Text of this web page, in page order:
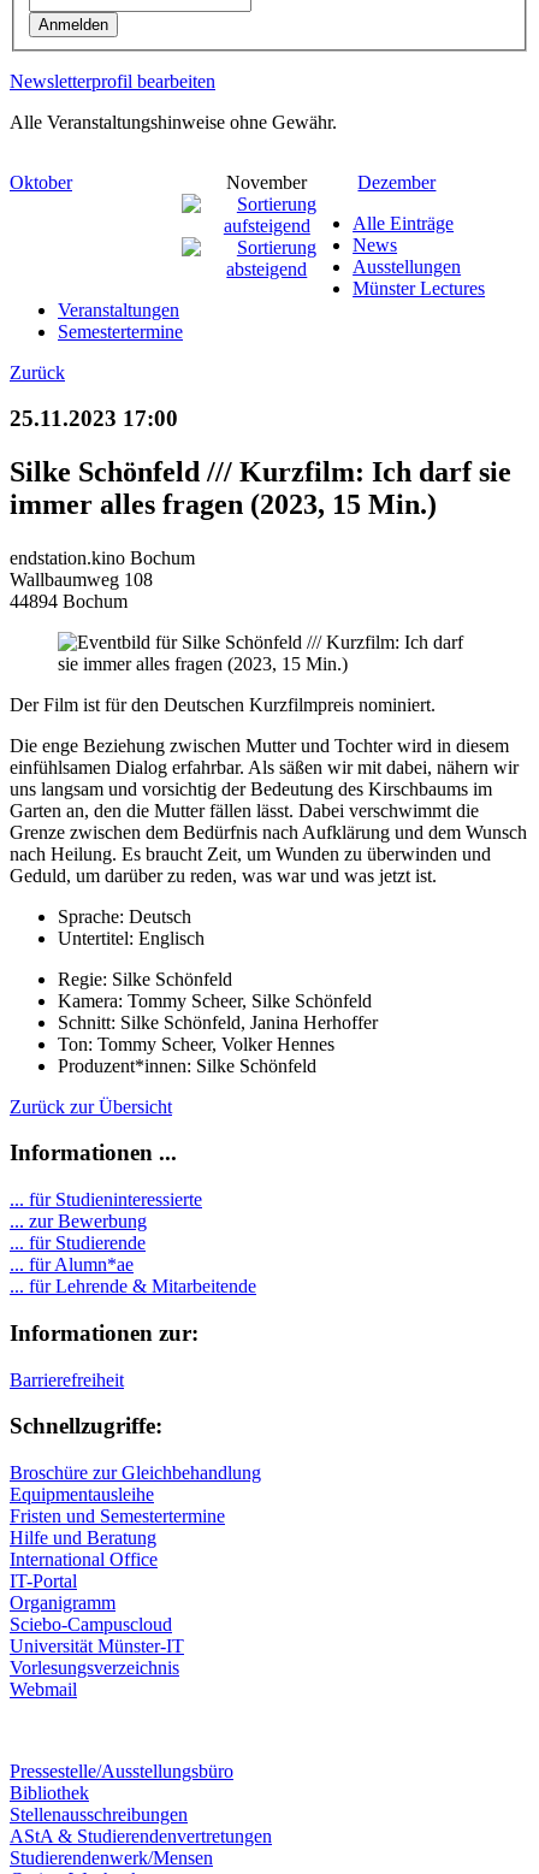
Anmelden
Newsletterprofil bearbeiten
Alle Veranstaltungshinweise ohne Gewähr.
Oktober November
Dezember
Alle Einträge
News
Ausstellungen
Münster Lectures
Veranstaltungen
Semestertermine
Zurück
25.11.2023 17:00
Silke Schönfeld /// Kurzfilm: Ich darf sie
immer alles fragen (2023, 15 Min.)
endstation.kino Bochum
Wallbaumweg 108
44894 Bochum
Der Film ist für den Deutschen Kurzfilmpreis nominiert.
Die enge Beziehung zwischen Mutter und Tochter wird in diesem
einfühlsamen Dialog erfahrbar. Als säßen wir mit dabei, nähern wir
uns langsam und vorsichtig der Bedeutung des Kirschbaums im
Garten an, den die Mutter fällen lässt. Dabei verschwimmt die
Grenze zwischen dem Bedürfnis nach Aufklärung und dem Wunsch
nach Heilung. Es braucht Zeit, um Wunden zu überwinden und
Geduld, um darüber zu reden, was war und was jetzt ist.
Sprache: Deutsch
Untertitel: Englisch
Regie: Silke Schönfeld
Kamera: Tommy Scheer, Silke Schönfeld
Schnitt: Silke Schönfeld, Janina Herhoffer
Ton: Tommy Scheer, Volker Hennes
Produzent*innen: Silke Schönfeld
Zurück zur Übersicht
Informationen ...
... für Studieninteressierte
... zur Bewerbung
... für Studierende
... für Alumn*ae
... für Lehrende & Mitarbeitende
Informationen zur:
Barrierefreiheit
Schnellzugriffe:
Broschüre zur Gleichbehandlung
Equipmentausleihe
Fristen und Semestertermine
Hilfe und Beratung
International Office
IT-Portal
Organigramm
Sciebo-Campuscloud
Universität Münster-IT
Vorlesungsverzeichnis
Webmail
Pressestelle/Ausstellungsbüro
Bibliothek
Stellenausschreibungen
AStA & Studierendenvertretungen
Studierendenwerk/Mensen